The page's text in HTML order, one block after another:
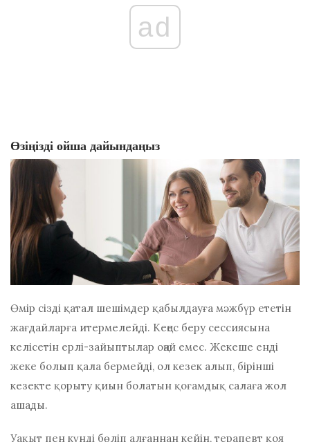
ad
Өзіңізді ойша дайындаңыз
Өмір сізді қатал шешімдер қабылдауға мәжбүр ететін
жағдайларға итермелейді. Кеңес беру сессиясына
келісетін ерлі-зайыптылар оңай емес. Жекеше енді
жеке болып қала бермейді, ол кезек алып, бірінші
кезекте қорыту қиын болатын қоғамдық салаға жол
ашады.
Уақыт пен күнді бөліп алғаннан кейін, терапевт қоя